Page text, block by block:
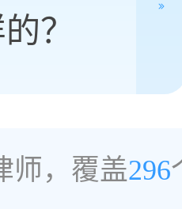
？
师，覆盖296